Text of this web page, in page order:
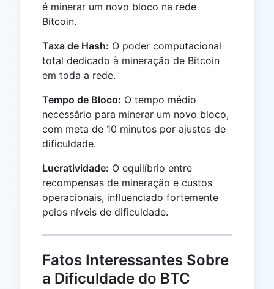
é minerar um novo bloco na rede
Bitcoin.
Taxa de Hash: O poder computacional
total dedicado à mineração de Bitcoin
em toda a rede.
Tempo de Bloco: O tempo médio
necessário para minerar um novo bloco,
com meta de 10 minutos por ajustes de
dificuldade.
Lucratividade: O equilíbrio entre
recompensas de mineração e custos
operacionais, influenciado fortemente
pelos níveis de dificuldade.
Fatos Interessantes Sobre
a Dificuldade do BTC